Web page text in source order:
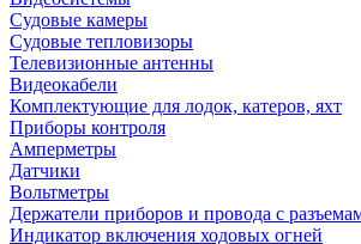
Судовые камеры
Cудовые тепловизоры
Телевизионные антенны
Видеокабели
Комплектующие для лодок, катеров, яхт
Приборы контроля
Амперметры
Датчики
Вольтметры
Держатели приборов и провода с
Индикатор включения ходовых огней